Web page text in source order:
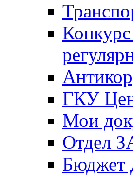
ГКУ
Мои
Отдел
Бюджет